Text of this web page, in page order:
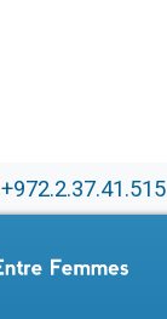
+972.2.37.41.515